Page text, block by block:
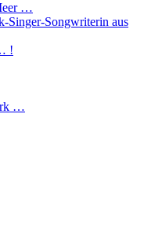
…
Singer-Songwriterin aus
!
…